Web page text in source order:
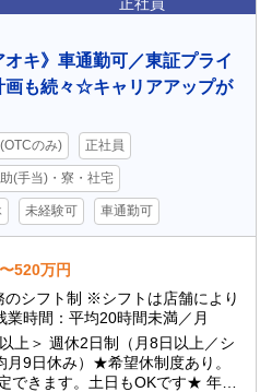
オキ》車通勤可／東証プライ
画も続々☆キャリアアップが
のみ) 正社員
(手当)・寮・社宅
未経験可 車通勤可
520万円
のシフト制 ※シフトは店舗により
業時間：平均20時間未満／月
上＞ 週休2日制（月8日以上／シ
9日休み）★希望休制度あり。
できます。土日もOKです★ 年次